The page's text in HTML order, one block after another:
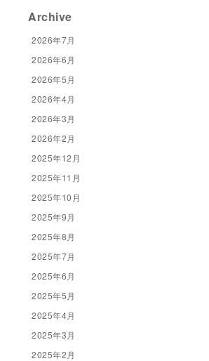
Archive
2026年7月
2026年6月
2026年5月
2026年4月
2026年3月
2026年2月
2025年12月
2025年11月
2025年10月
2025年9月
2025年8月
2025年7月
2025年6月
2025年5月
2025年4月
2025年3月
2025年2月